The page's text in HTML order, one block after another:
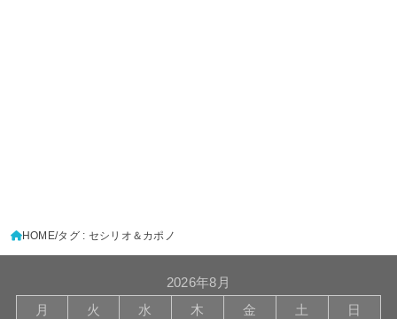
HOME タグ : セシリオ＆カポノ
2026年8月
月
火 水 木 金 土 日